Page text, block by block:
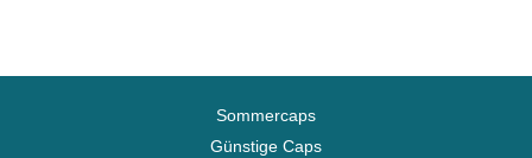
Sommercaps
Günstige Caps